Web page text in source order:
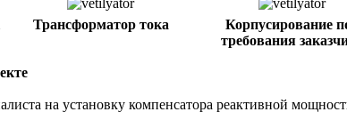
Трансформатор тока
Корпусирование
требования
на установку компенсатора реактивной